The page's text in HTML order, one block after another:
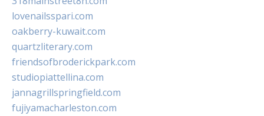
lovenailsspari.com
oakberry-kuwait.com
quartzliterary.com
friendsofbroderickpark.com
studiopiattellina.com
jannagrillspringfield.com
fujiyamacharleston.com